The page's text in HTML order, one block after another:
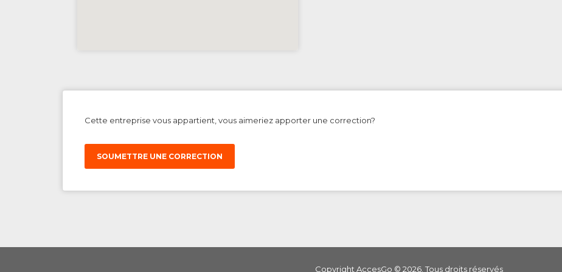
Cette entreprise vous appartient, vous aimeriez apporter une correction?
SOUMETTRE UNE CORRECTION
Copyright AccesGo © 2026. Tous droits réservés